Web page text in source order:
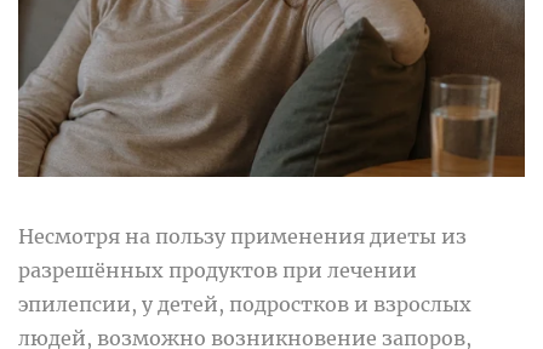
Несмотря на пользу применения диеты из
разрешённых продуктов при лечении
эпилепсии, у детей, подростков и взрослых
людей, возможно возникновение запоров,